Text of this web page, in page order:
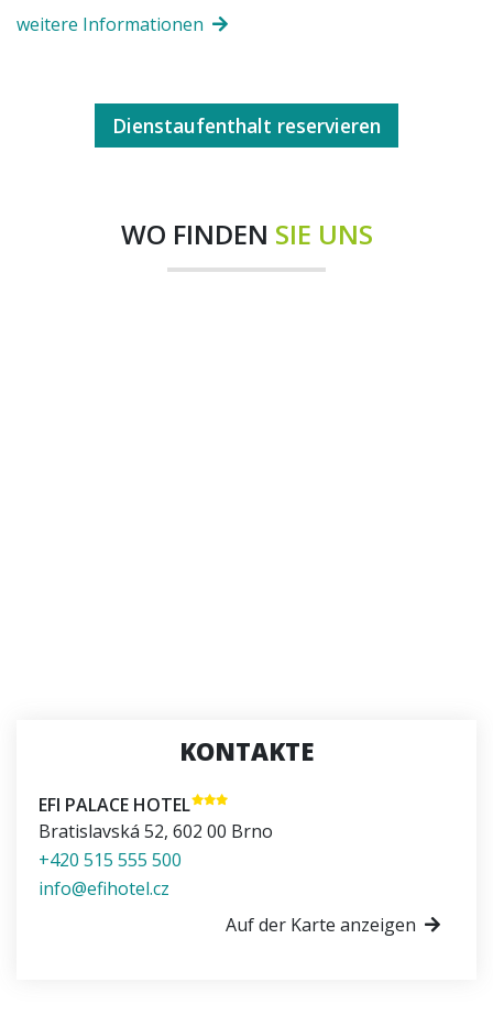
weitere Informationen
Dienstaufenthalt reservieren
WO FINDEN SIE UNS
KONTAKTE
EFI PALACE HOTEL
Bratislavská 52, 602 00 Brno
+420 515 555 500
info@efihotel.cz
Auf der Karte anzeigen